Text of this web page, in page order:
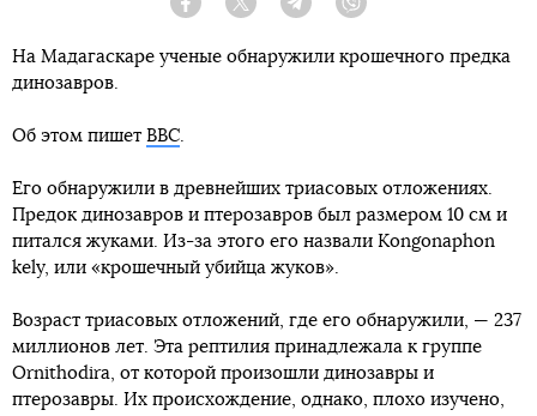
Facebook Twitter Telegram
На Мадагаскаре ученые обнаружили крошечного предка
динозавров.
Об этом пишет ВВС.
Его обнаружили в древнейших триасовых отложениях.
Предок динозавров и птерозавров был размером 10 см и
питался жуками. Из-за этого его назвали Kongonaphon
kely, или «крошечный убийца жуков».
Возраст триасовых отложений, где его обнаружили, — 237
миллионов лет. Эта рептилия принадлежала к группе
Ornithodira, от которой произошли динозавры и
птерозавры. Их происхождение, однако, плохо изучено,